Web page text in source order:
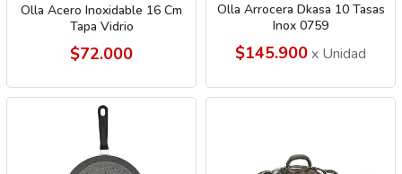
Olla Acero Inoxidable 16 Cm
Tapa Vidrio
$72.000
Olla Arrocera Dkasa 10 Tasas
Inox 0759
$145.900x Unidad